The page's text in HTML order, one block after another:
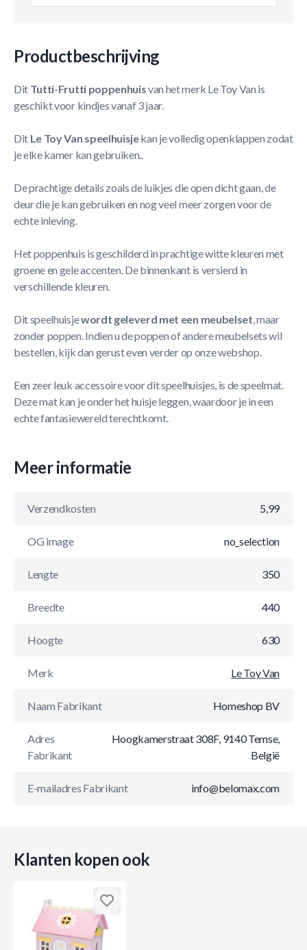
Productbeschrijving
Dit Tutti-Frutti poppenhuisvan het merk Le Toy Van is
geschikt voor kindjes vanaf 3 jaar.
Dit Le Toy Van speelhuisjekan je volledig openklappen zodat
je elke kamer kan gebruiken..
De prachtige details zoals de luikjes die open dicht gaan, de
deur die je kan gebruiken en nog veel meer zorgen voor de
echte inleving.
Het poppenhuis is geschilderd in prachtige witte kleuren met
groene en gele accenten. De binnenkant is versierd in
verschillende kleuren.
Dit speelhuisjewordt geleverd met een meubelset, maar
zonder poppen. Indien u de poppen of andere meubelsets wil
bestellen, kijk dan gerust even verder op onze webshop.
Een zeer leuk accessoire voor dit speelhuisjes, is de speelmat.
Deze mat kan je onder het huisje leggen, waardoor je in een
echte fantasiewereld terechtkomt.
Meer informatie
Verzendkosten 5,99
OG image no_selection
Lengte 350
Breedte 440
Hoogte 630
Merk Le Toy Van
Naam Fabrikant Homeshop BV
Adres
Fabrikant
Hoogkamerstraat 308F, 9140 Temse,
België
E-mailadres Fabrikant info@belomax.com
Klanten kopen ook